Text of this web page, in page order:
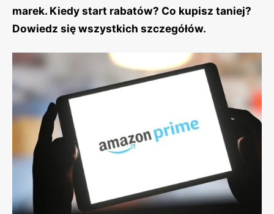
marek. Kiedy start rabatów? Co kupisz taniej?
Dowiedz się wszystkich szczegółów.